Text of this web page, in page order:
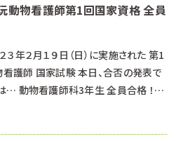
玩動物看護師第1回国家資格 全員
２３年２月１９日（日）に実施された 第1
護師 国家試験 本日、合否の発表で
… 動物看護師科3年生 全員合格 ！！！